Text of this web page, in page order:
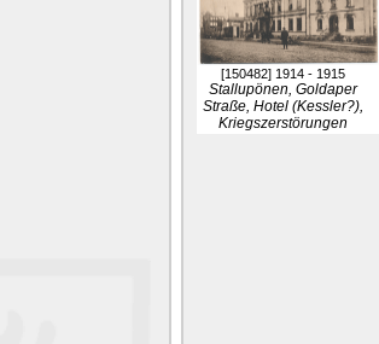
[150482] 1914 - 1915
Stallupönen, Goldaper
Straße, Hotel (Kessler?),
Kriegszerstörungen